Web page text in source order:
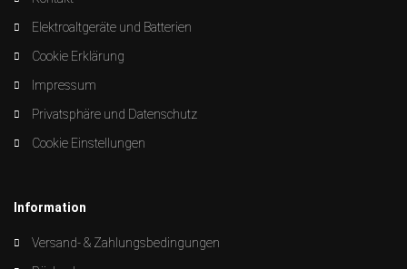
Elektroaltgeräte und Batterien
Cookie Erklärung
Impressum
Privatsphäre und Datenschutz
Cookie Einstellungen
Information
Versand- & Zahlungsbedingungen